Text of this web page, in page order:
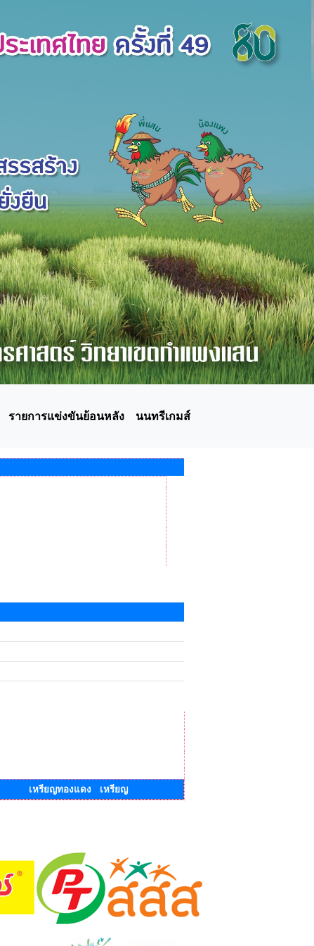
รายการแข่งขันย้อนหลัง นนทรีเกมส์
เหรียญทองแดง เหรียญ